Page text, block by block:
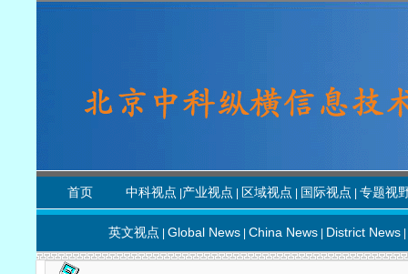
首页 中科视点 产业视点 区域视点 国际视点 专题视
英文视点 Global News China News District News